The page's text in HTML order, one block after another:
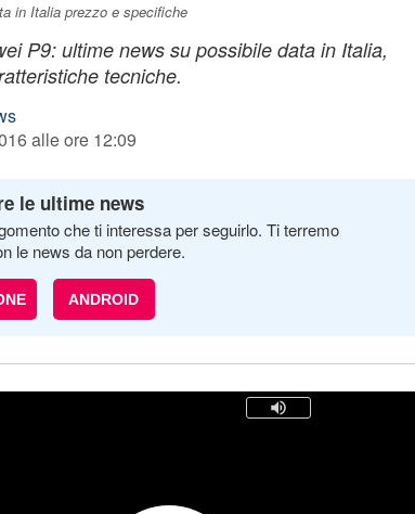
in Italia prezzo e specifiche
P9: ultime news su possibile data in Italia,
tecniche.
alle ore 12:09
le ultime news
che ti interessa per seguirlo. Ti terremo
le news da non perdere.
ANDROID